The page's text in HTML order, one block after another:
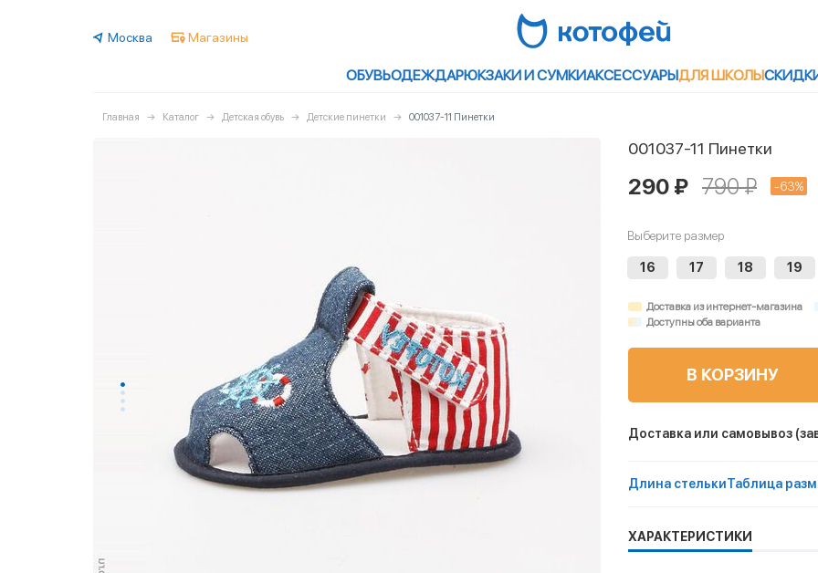
Москва Магазины
ОБУВЬОДЕЖДАРЮКЗАКИ И СУМКИАКСЕССУАРЫДЛЯ ШКОЛЫ
Главная Каталог Детская обувь Детские пинетки 001037-11 Пинетки
001037-11 Пинетки
290 ₽ 790 ₽ -63%
Выберите размер
16 17 18 19
Доставка из интернет-магазина
Доступны оба варианта
В КОРЗИНУ
Доставка или самовывоз
Длина стелькиТаблица
ХАРАКТЕРИСТИКИ